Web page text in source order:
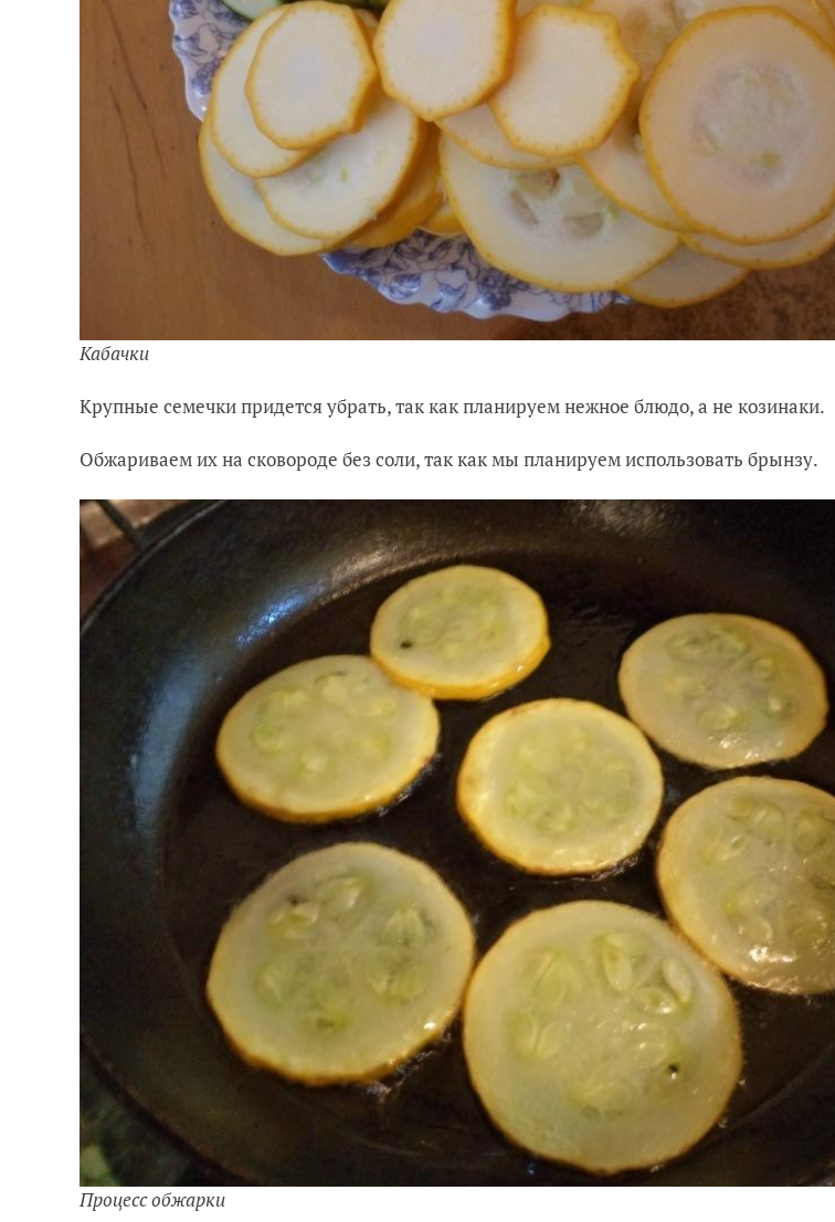
Кабачки
Крупные семечки придется убрать, так как планируем нежное блюдо, а не козинаки.
Обжариваем их на сковороде без соли, так как мы планируем использовать брынзу.
Процесс обжарки